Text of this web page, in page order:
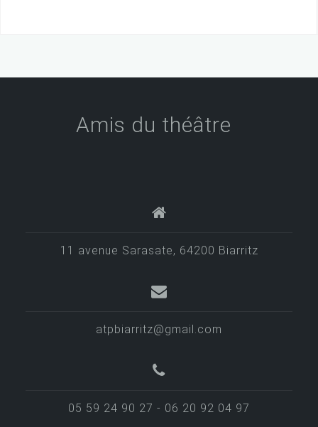
Amis du théâtre
11 avenue Sarasate, 64200 Biarritz
atpbiarritz@gmail.com
05 59 24 90 27 - 06 20 92 04 97